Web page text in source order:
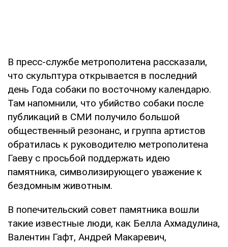
В пресс-службе метрополитена рассказали,
что скульптура открывается в последний
день Года собаки по восточному календарю.
Там напомнили, что убийство собаки после
публикаций в СМИ получило большой
общественный резонанс, и группа артистов
обратилась к руководителю метрополитена
Гаеву с просьбой поддержать идею
памятника, символизирующего уважение к
бездомным животным.
В попечительский совет памятника вошли
такие известные люди, как Белла Ахмадулина,
Валентин Гафт, Андрей Макаревич,